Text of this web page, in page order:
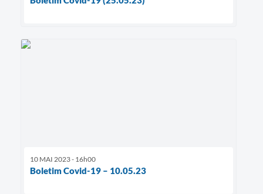
10 MAI 2023 - 16h00
Boletim Covid-19 – 10.05.23